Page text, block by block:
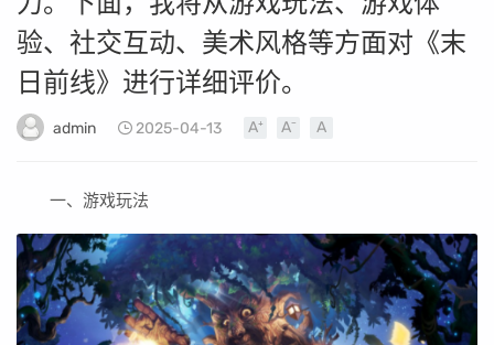
验、社交互动、美术风格等方面对《末
日前线》进行详细评价。
admin 2025-04-13
一、游戏玩法